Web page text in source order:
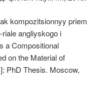
kompozitsionnyy priem
angliyskogo i
a Compositional
on the Material of
PhD Thesis. Moscow,